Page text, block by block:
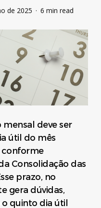
de 2025 6 min read
deve ser
útil do mês
conforme
Consolidação das
prazo, no
gera dúvidas,
quinto dia útil